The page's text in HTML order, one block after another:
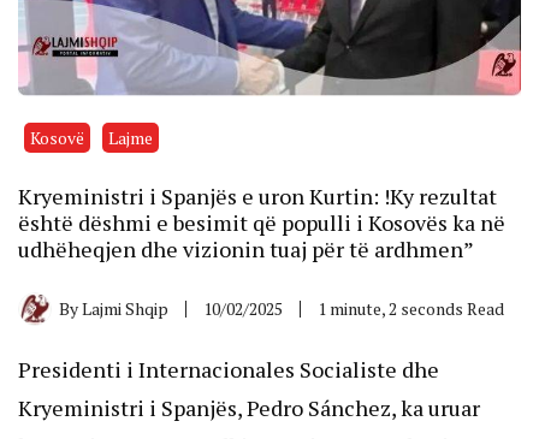
Kosovë Lajme
Kryeministri i Spanjës e uron Kurtin: !Ky rezultat
është dëshmi e besimit që populli i Kosovës ka në
udhëheqjen dhe vizionin tuaj për të ardhmen”
ByLajmi Shqip 10/02/2025 1 minute, 2 seconds Read
Presidenti i Internacionales Socialiste dhe
Kryeministri i Spanjës, Pedro Sánchez, ka uruar